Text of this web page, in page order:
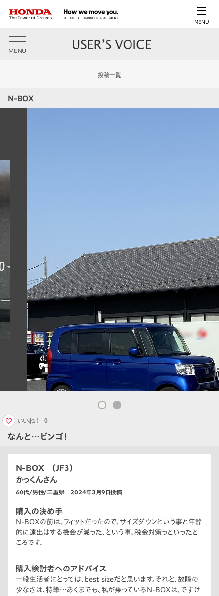
MENU
MENU
投稿一覧
N-BOX
なんと…ビンゴ！
いいね！ 0
N-BOX （JF3）
かっくんさん
60代/男性/三重県 2024年3月9日投稿
購入の決め手
N-BOXの前は、フィットだったので、サイズダウンという事と年齢
的に遠出はする機会が減った、という事、税金対策っといったと
ころです。
購入検討者へのアドバイス
一般生活者にとっては、best sizeだと思います。それと、故障の
少なさは、特筆…あくまでも、私が乗っているN-BOXは、ですけ